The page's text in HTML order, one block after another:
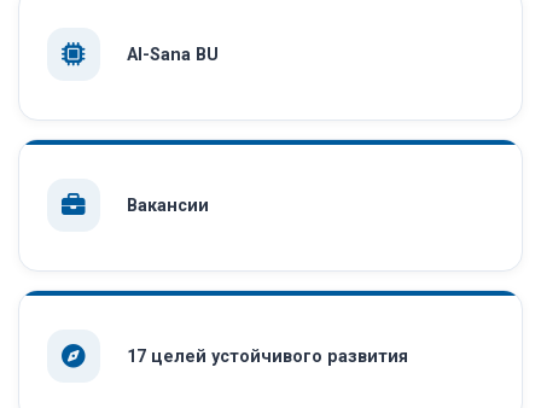
AI-Sana BU
Вакансии
17 целей устойчивого развития